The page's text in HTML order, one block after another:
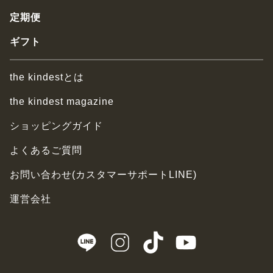
定期便
ギフト
the kindestとは
the kindest magazine
ショッピングガイド
よくあるご質問
お問い合わせ(カスタマーサポートLINE)
運営会社